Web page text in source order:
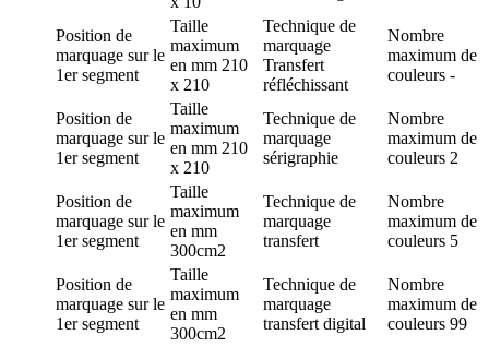
Position de
marquage sur le
1er segment
Taille
maximum
en mm 210
x 210
Technique de
marquage
Transfert
réfléchissant
Nombre
maximum de
couleurs -
Position de
marquage sur le
1er segment
Taille
maximum
en mm 210
x 210
Technique de
marquage
sérigraphie
Nombre
maximum de
couleurs 2
Position de
marquage sur le
1er segment
Taille
maximum
en mm
300cm2
Technique de
marquage
transfert
Nombre
maximum de
couleurs 5
Position de
marquage sur le
1er segment
Taille
maximum
en mm
300cm2
Technique de
marquage
transfert digital
Nombre
maximum de
couleurs 99